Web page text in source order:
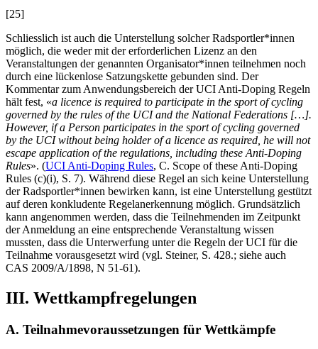
[25]
Schliesslich ist auch die Unterstellung solcher Radsportler*innen
möglich, die weder mit der erforderlichen Lizenz an den
Veranstaltungen der genannten Organisator*innen teilnehmen noch
durch eine lückenlose Satzungskette gebunden sind. Der
Kommentar zum Anwendungsbereich der UCI Anti-Doping Regeln
hält fest, «a licence is required to participate in the sport of cycling
governed by the rules of the UCI and the National Federations […].
However, if a Person participates in the sport of cycling governed
by the UCI without being holder of a licence as required, he will not
escape application of the regulations, including these Anti-Doping
Rules». (UCI Anti-Doping Rules, C. Scope of these Anti-Doping
Rules (c)(i), S. 7). Während diese Regel an sich keine Unterstellung
der Radsportler*innen bewirken kann, ist eine Unterstellung gestützt
auf deren konkludente Regelanerkennung möglich. Grundsätzlich
kann angenommen werden, dass die Teilnehmenden im Zeitpunkt
der Anmeldung an eine entsprechende Veranstaltung wissen
mussten, dass die Unterwerfung unter die Regeln der UCI für die
Teilnahme vorausgesetzt wird (vgl. Steiner, S. 428.; siehe auch
CAS 2009/A/1898, N 51-61).
III. Wettkampfregelungen
A. Teilnahmevoraussetzungen für Wettkämpfe